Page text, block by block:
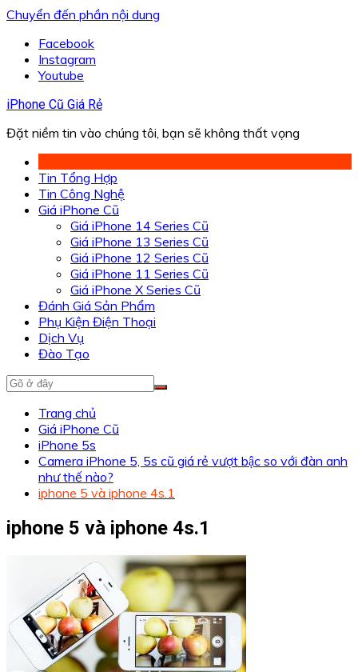
Chuyển đến phần nội dung
Facebook
Instagram
Youtube
iPhone Cũ Giá Rẻ
Đặt niềm tin vào chúng tôi, bạn sẽ không thất vọng
Tin Tổng Hợp
Tin Công Nghệ
Giá iPhone Cũ
Giá iPhone 14 Series Cũ
Giá iPhone 13 Series Cũ
Giá iPhone 12 Series Cũ
Giá iPhone 11 Series Cũ
Giá iPhone X Series Cũ
Đánh Giá Sản Phẩm
Phụ Kiện Điện Thoại
Dịch Vụ
Đào Tạo
Trang chủ
Giá iPhone Cũ
iPhone 5s
Camera iPhone 5, 5s cũ giá rẻ vượt bậc so với đàn anh
như thế nào?
iphone 5 và iphone 4s.1
iphone 5 và iphone 4s.1